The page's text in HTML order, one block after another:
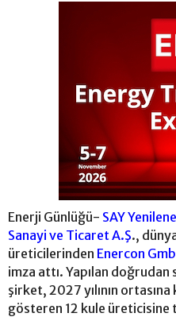
Enerji Günlüğü- SAY
Sanayi ve Ticaret A.Ş.,
üreticilerinden Enercon
imza attı. Yapılan doğrudan
şirket, 2027 yılının
gösteren 12 kule üreticisine